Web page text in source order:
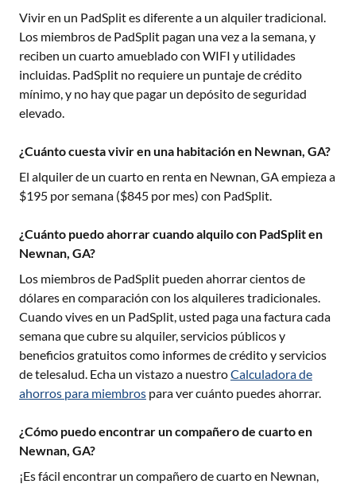
Vivir en un PadSplit es diferente a un alquiler tradicional.
Los miembros de PadSplit pagan una vez a la semana, y
reciben un cuarto amueblado con WIFI y utilidades
incluidas. PadSplit no requiere un puntaje de crédito
mínimo, y no hay que pagar un depósito de seguridad
elevado.
¿Cuánto cuesta vivir en una habitación en Newnan, GA?
El alquiler de un cuarto en renta en Newnan, GAempieza a
$195 por semana ($845 por mes) con PadSplit.
¿Cuánto puedo ahorrar cuando alquilo con PadSplit en
Newnan, GA?
Los miembros de PadSplit pueden ahorrar cientos de
dólares en comparación con los alquileres tradicionales.
Cuando vives en un PadSplit, usted paga una factura cada
semana que cubre su alquiler, servicios públicos y
beneficios gratuitos como informes de crédito y servicios
de telesalud. Echa un vistazo a nuestroCalculadora de
ahorros para miembros para ver cuánto puedes ahorrar.
¿Cómo puedo encontrar un compañero de cuarto en
Newnan, GA?
¡Es fácil encontrar un compañero de cuarto en Newnan,